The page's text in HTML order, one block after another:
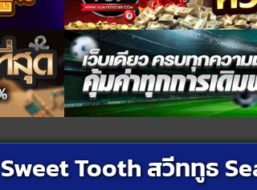
Sweet Tooth สวีททูธ